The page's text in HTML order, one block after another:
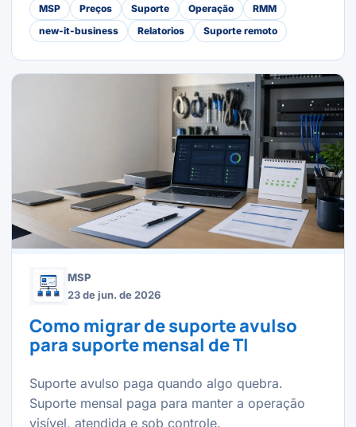
MSP Preços Suporte Operação
RMM
new-it-business
Relatorios Suporte remoto
MSP
23 de jun. de 2026
Como migrar de suporte avulso
para suporte mensal de TI
Suporte avulso paga quando algo quebra.
Suporte mensal paga para manter a operação
visível, atendida e sob controle.